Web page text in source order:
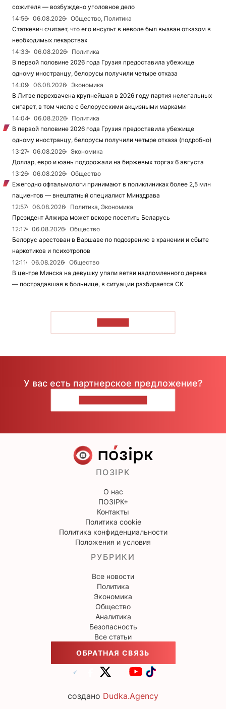
сожителя — возбуждено уголовное дело
14:56
06.08.2026
Общество, Политика
Статкевич считает, что его инсульт в неволе был вызван отказом в
необходимых лекарствах
14:33
06.08.2026
Политика
В первой половине 2026 года Грузия предоставила убежище
одному иностранцу, белорусы получили четыре отказа
14:09
06.08.2026
Экономика
В Литве перехвачена крупнейшая в 2026 году партия нелегальных
сигарет, в том числе с белорусскими акцизными марками
14:04
06.08.2026
Политика
В первой половине 2026 года Грузия предоставила убежище
одному иностранцу, белорусы получили четыре отказа (подробно)
13:27
06.08.2026
Экономика
Доллар, евро и юань подорожали на биржевых торгах 6 августа
13:26
06.08.2026
Общество
Ежегодно офтальмологи принимают в поликлиниках более 2,5 млн
пациентов — внештатный специалист Минздрава
12:57
06.08.2026
Политика, Экономика
Президент Алжира может вскоре посетить Беларусь
12:17
06.08.2026
Общество
Белорус арестован в Варшаве по подозрению в хранении и сбыте
наркотиков и психотропов
12:11
06.08.2026
Общество
В центре Минска на девушку упали ветви надломленного дерева
— пострадавшая в больнице, в ситуации разбирается СК
У вас есть партнерское предложение?
ПОЗІРК
О нас
ПОЗІРК+
Контакты
Политика cookie
Политика конфиденциальности
Положения и условия
РУБРИКИ
Все новости
Политика
Экономика
Общество
Аналитика
Безопасность
Все статьи
ОБРАТНАЯ СВЯЗЬ
создано Dudka.Agency